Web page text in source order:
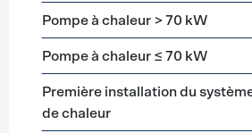
Pompe à chaleur > 70 kW
Pompe à chaleur ≤ 70 kW
Première installation du
de chaleur